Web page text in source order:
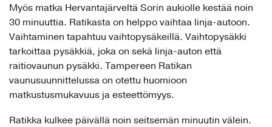
Myös matka Hervantajärveltä Sorin aukiolle kestää noin
30 minuuttia. Ratikasta on helppo vaihtaa linja-autoon.
Vaihtaminen tapahtuu vaihtopysäkeillä. Vaihtopysäkki
tarkoittaa pysäkkiä, joka on sekä linja-auton että
raitiovaunun pysäkki. Tampereen Ratikan
vaunusuunnittelussa on otettu huomioon
matkustusmukavuus ja esteettömyys.
Ratikka kulkee päivällä noin seitsemän minuutin välein.